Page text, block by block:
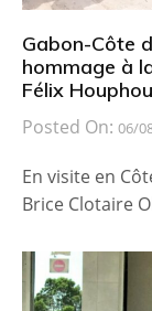
Gabon-Côte
hommage à
Félix
Posted On: 06/
En visite en
Brice Clotaire